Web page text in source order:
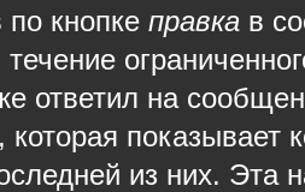
кнопке правка в
течение
ответил на
которая показывает
из них. Эта